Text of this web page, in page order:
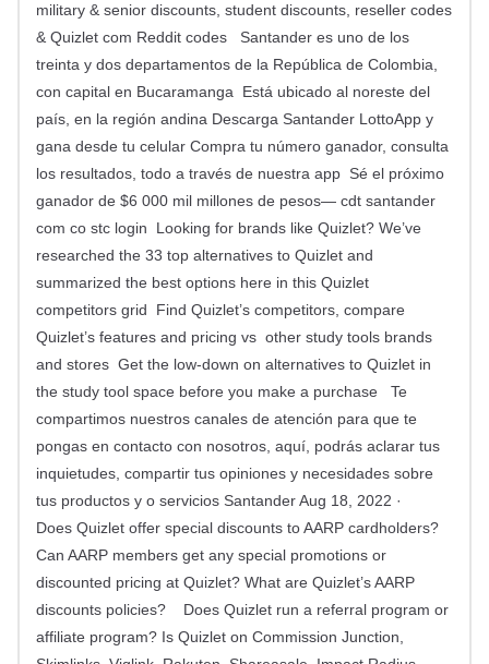
military & senior discounts, student discounts, reseller codes
& Quizlet com Reddit codes Santander es uno de los
treinta y dos departamentos de la República de Colombia,
con capital en Bucaramanga Está ubicado al noreste del
país, en la región andina Descarga Santander LottoApp y
gana desde tu celular Compra tu número ganador, consulta
los resultados, todo a través de nuestra app Sé el próximo
ganador de $6 000 mil millones de pesos— cdt santander
com co stc login Looking for brands like Quizlet? We’ve
researched the 33 top alternatives to Quizlet and
summarized the best options here in this Quizlet
competitors grid Find Quizlet’s competitors, compare
Quizlet’s features and pricing vs other study tools brands
and stores Get the low-down on alternatives to Quizlet in
the study tool space before you make a purchase Te
compartimos nuestros canales de atención para que te
pongas en contacto con nosotros, aquí, podrás aclarar tus
inquietudes, compartir tus opiniones y necesidades sobre
tus productos y o servicios Santander Aug 18, 2022 ·
Does Quizlet offer special discounts to AARP cardholders?
Can AARP members get any special promotions or
discounted pricing at Quizlet? What are Quizlet’s AARP
discounts policies? Does Quizlet run a referral program or
affiliate program? Is Quizlet on Commission Junction,